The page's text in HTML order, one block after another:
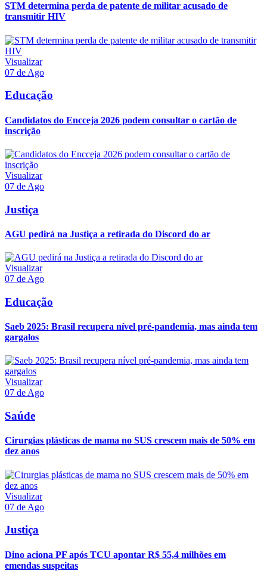
STM determina perda de patente de militar acusado de
transmitir HIV
Visualizar
07 de Ago
Educação
Candidatos do Encceja 2026 podem consultar o cartão de
inscrição
Visualizar
07 de Ago
Justiça
AGU pedirá na Justiça a retirada do Discord do ar
Visualizar
07 de Ago
Educação
Saeb 2025: Brasil recupera nível pré-pandemia, mas ainda tem
gargalos
Visualizar
07 de Ago
Saúde
Cirurgias plásticas de mama no SUS crescem mais de 50% em
dez anos
Visualizar
07 de Ago
Justiça
Dino aciona PF após TCU apontar R$ 55,4 milhões em
emendas suspeitas